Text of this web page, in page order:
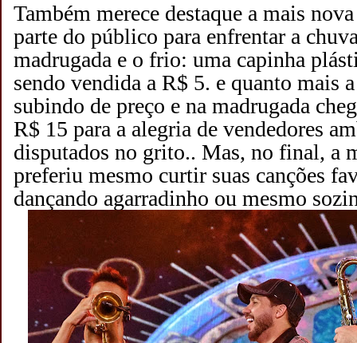
Também merece destaque a mais
parte do público para enfrentar a
madrugada e o frio: uma capinha
sendo vendida a R$ 5. e quanto mais
subindo de preço e na madrugada
R$ 15 para a alegria de vendedores
disputados no grito.. Mas, no final, a
preferiu mesmo curtir suas canções
dançando agarradinho ou mesmo